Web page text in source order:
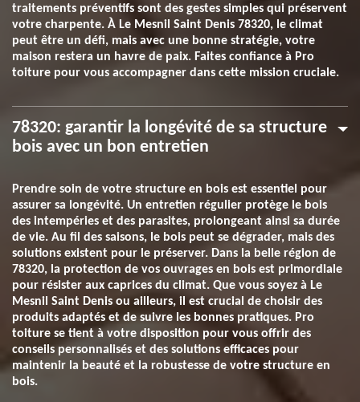
traitements préventifs sont des gestes simples qui préservent
votre charpente. À Le Mesnil Saint Denis 78320, le climat
peut être un défi, mais avec une bonne stratégie, votre
maison restera un havre de paix. Faites confiance à Pro
toiture pour vous accompagner dans cette mission cruciale.
78320: garantir la longévité de sa structure
bois avec un bon entretien
Prendre soin de votre structure en bois est essentiel pour
assurer sa longévité. Un entretien régulier protège le bois
des intempéries et des parasites, prolongeant ainsi sa durée
de vie. Au fil des saisons, le bois peut se dégrader, mais des
solutions existent pour le préserver. Dans la belle région de
78320, la protection de vos ouvrages en bois est primordiale
pour résister aux caprices du climat. Que vous soyez à Le
Mesnil Saint Denis ou ailleurs, il est crucial de choisir des
produits adaptés et de suivre les bonnes pratiques. Pro
toiture se tient à votre disposition pour vous offrir des
conseils personnalisés et des solutions efficaces pour
maintenir la beauté et la robustesse de votre structure en
bois.